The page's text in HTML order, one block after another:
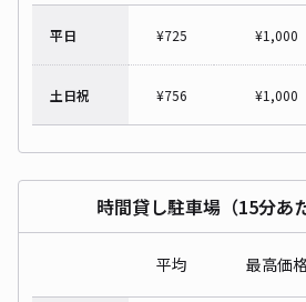
平日 ¥725 ¥1,000
土日祝 ¥756 ¥1,000
時間貸し駐車場（15分あ
平均 最高価